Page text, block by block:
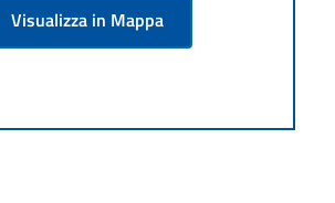
Visualizza in Mappa